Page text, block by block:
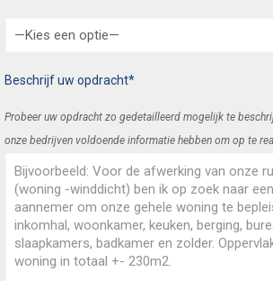
Beschrijf uw opdracht*
Probeer uw opdracht zo gedetailleerd mogelijk te
onze bedrijven voldoende informatie hebben om op te